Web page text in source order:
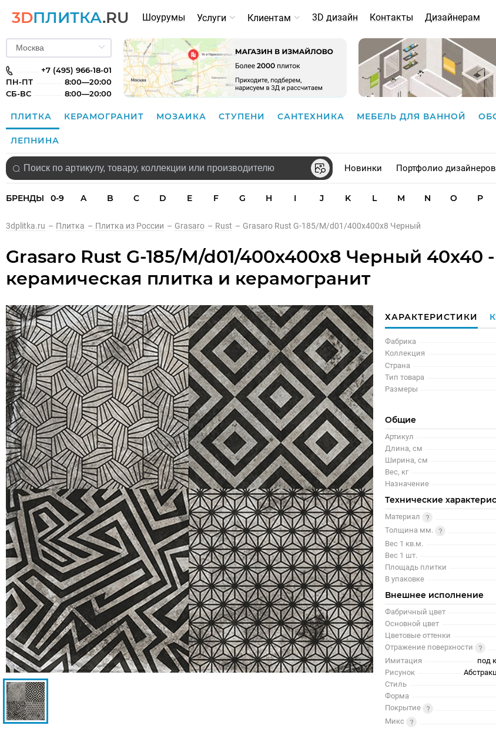
3DПЛИТКА.RU Шоурумы Услуги Клиентам 3D дизайн Контакты Дизайнерам
+7 (495) 966-18-01
ПН-ПТ
8:00—20:00
СБ-ВС
8:00—20:00
ПЛИТКА КЕРАМОГРАНИТ МОЗАИКА СТУПЕНИ САНТЕХНИКА МЕБЕЛЬ ДЛЯ ВАННОЙ
ЛЕПНИНА
Новинки Портфолио дизайнеров
БРЕНДЫ 0-9 A B C D E F G H I J K L M N O P
3dplitka.ru – Плитка – Плитка из России – Grasaro – Rust – Grasaro Rust G-185/M/d01/400x400x8 Черный
Grasaro Rust G-185/M/d01/400x400x8 Черный 40x40 -
керамическая плитка и керамогранит
ХАРАКТЕРИСТИКИ
Фабрика
Коллекция
Страна
Тип товара
Размеры
Общие
Артикул
Длина, см
Ширина, см
Вес, кг
Назначение
Технические
Материал
Толщина мм.
Вес 1 кв.м.
Вес 1 шт.
Площадь плитки
В упаковке
Внешнее исполнение
Фабричный цвет
Основной цвет
Цветовые оттенки
Отражение поверхности
Имитация
под
Рисунок
Стиль
Форма
Покрытие
Микс